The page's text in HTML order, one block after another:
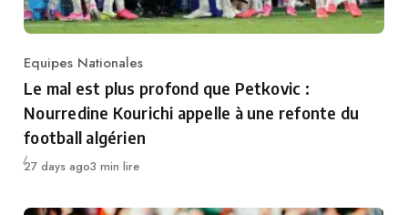
Category
Equipes Nationales
Le mal est plus profond que Petkovic :
Nourredine Kourichi appelle à une refonte du
football algérien
Publié
27 days ago3 min lire